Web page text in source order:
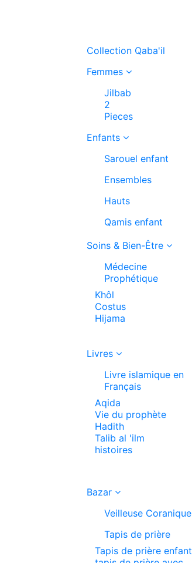
Collection Qaba'il
Femmes
Jilbab
2
Pieces
Enfants
Sarouel enfant
Ensembles
Hauts
Qamis enfant
Soins & Bien-Être
Médecine
Prophétique
Khôl
Costus
Hijama
Livres
Livre islamique en
Français
Aqida
Vie du prophète
Hadith
Talib al 'ilm
histoires
Bazar
Veilleuse Coranique
Tapis de prière
Tapis de prière enfant